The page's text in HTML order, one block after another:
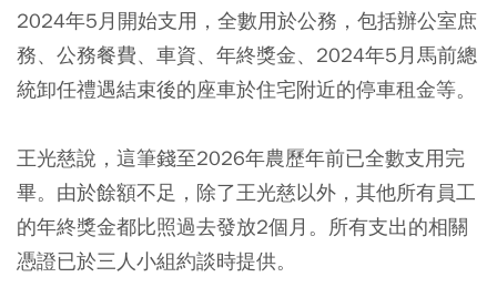
2024年5月開始支用，全數用於公務，包括辦公室庶
務、公務餐費、車資、年終獎金、2024年5月馬前總
統卸任禮遇結束後的座車於住宅附近的停車租金等。
王光慈說，這筆錢至2026年農歷年前已全數支用完
畢。由於餘額不足，除了王光慈以外，其他所有員工
的年終獎金都比照過去發放2個月。所有支出的相關
憑證已於三人小組約談時提供。